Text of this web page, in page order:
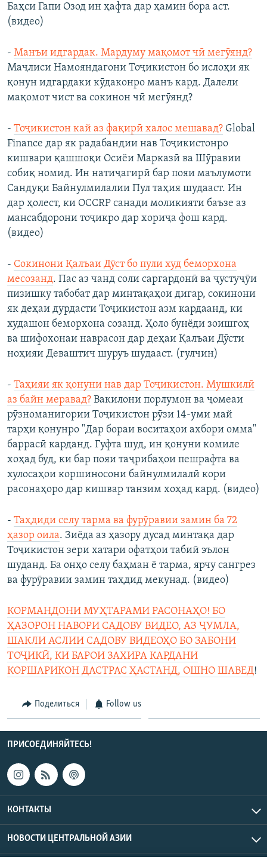
Баҳси Гапи Озод ин ҳафта дар ҳамин бора аст.
(видео)
- Манъи идгардак. Мардуму мақомот чӣ мегӯянд?
Маҷлиси Намояндагони Тоҷикистон бо ислоҳи як
қонун идгардаки кӯдаконро манъ кард. Далели
мақомот чист ва сокинон чӣ мегӯянд?
- Тоҷикистон кай аз фақирӣ халос мешавад? Global
Finance дар як радабандии нав Тоҷикистонро
кишвари қашшоқи Осиёи Марказӣ ва Шӯравии
собиқ номид. Ин натиҷагирӣ бар пояи маълумоти
Сандуқи Байнулмилалии Пул таҳия шудааст. Ин
дар ҳолест, ки OCCRP санади моликияти баъзе аз
мансабдорони тоҷикро дар хориҷа фош кард.
(видео)
- Сокинони Қалъаи Дӯст бо пули худ беморхона
месозанд. Пас аз чанд соли саргардонӣ ва ҷустуҷӯи
пизишку табобат дар минтақаҳои дигар, сокинони
як деҳаи дурдасти Тоҷикистон азм кардаанд, ки
худашон беморхона созанд. Ҳоло бунёди зоишгоҳ
ва шифохонаи наврасон дар деҳаи Қалъаи Дӯсти
ноҳияи Деваштич шуруъ шудааст. (гулчин)
- Таҳияи як қонуни нав дар Тоҷикистон. Мушкилӣ
аз байн меравад? Вакилони порлумон ва ҷомеаи
рӯзноманигории Тоҷикистон рӯзи 14-уми май
тарҳи қонунро "Дар бораи воситаҳои ахбори омма"
баррасӣ карданд. Гуфта шуд, ин қонуни комиле
хоҳад буд, ки бар пояи таҷрибаҳои пешрафта ва
хулосаҳои коршиносони байнулмилалӣ кори
расонаҳоро дар кишвар танзим хоҳад кард. (видео)
- Таҳдиди селу тарма ва фурӯравии замин ба 72
ҳазор оила. Зиёда аз ҳазору дусад минтақа дар
Тоҷикистон зери хатари офатҳои табиӣ эълон
шуданд. Ба онҳо селу баҳман ё тарма, ярчу сангрез
ва фурӯравии замин таҳдид мекунад. (видео)
КОРМАНДОНИ МУҲТАРАМИ РАСОНАҲО! БО
ҲАЗОРОН НАВОРИ САДОВУ ВИДЕО, АЗ ҶУМЛА,
ШАКЛИ АСЛИИ САДОВУ ВИДЕОҲО БО ЗАБОНИ
ТОҶИКӢ, КИ БАРОИ ЗАХИРА КАРДАНИ
КОРШАРИКОН ДАСТРАС ҲАСТАНД, ОШНО ШАВЕД!
Поделиться Follow us
ПРИСОЕДИНЯЙТЕСЬ!
КОНТАКТЫ
НОВОСТИ ЦЕНТРАЛЬНОЙ АЗИИ